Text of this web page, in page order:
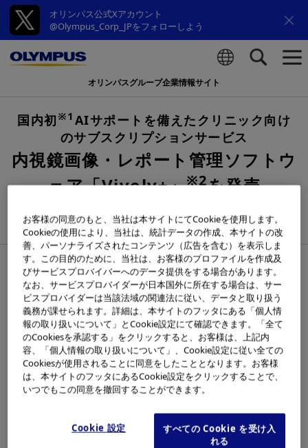
オリンパス公式Xアカウント
@Olympus_Corp_JPをフォローしよう
オリンパスグループ企業情報サイト
国内初 ※1 AIサポートを備えたクリニック向け
のサブスクリプションサービス
内視鏡画像・レポート管理ソフトウ
ェア「Vivoly+」※2を発売
ートし、医師のスキル向上に貢献
2021年11月24日
お客様の同意のもと、当社は本サイトにてCookieを使用します。
Cookieの使用により、当社は、統計データの作成、本サイトの改
善、パーソナライズされたコンテンツ（広告を含む）を表示しま
す。この目的のために、当社は、お客様のプロファイルを作成及
びサービスプロバイバーへのデータ提供をする場合があります。
なお、サービスプロバイダーが日本国外に所在する場合は、サー
ビスプロバイダーは当該法域の関連法に従い、データと取り扱う
義務が課せられます。詳細は、本サイトのフッタにある「個人情
報の取り扱いについて」とCookie設定にて確認できます。「全て
のCookiesを承認する」をクリックすると、お客様は、上記内
容、「個人情報の取り扱いについて」、Cookie設定に従い全ての
Cookiesが使用されることに同意をしたこととなります。お客様
は、本サイトのフッタにあるCookie設定をクリックすることで、
いつでもこの同意を撤回することができます。
Cookie 設定
すべての Cookie を受け入
れる